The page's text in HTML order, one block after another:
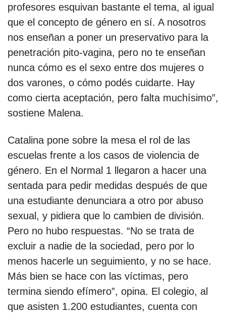
profesores esquivan bastante el tema, al igual
que el concepto de género en sí. A nosotros
nos enseñan a poner un preservativo para la
penetración pito-vagina, pero no te enseñan
nunca cómo es el sexo entre dos mujeres o
dos varones, o cómo podés cuidarte. Hay
como cierta aceptación, pero falta muchísimo”,
sostiene Malena.
Catalina pone sobre la mesa el rol de las
escuelas frente a los casos de violencia de
género. En el Normal 1 llegaron a hacer una
sentada para pedir medidas después de que
una estudiante denunciara a otro por abuso
sexual, y pidiera que lo cambien de división.
Pero no hubo respuestas. “No se trata de
excluir a nadie de la sociedad, pero por lo
menos hacerle un seguimiento, y no se hace.
Más bien se hace con las víctimas, pero
termina siendo efímero”, opina. El colegio, al
que asisten 1.200 estudiantes, cuenta con